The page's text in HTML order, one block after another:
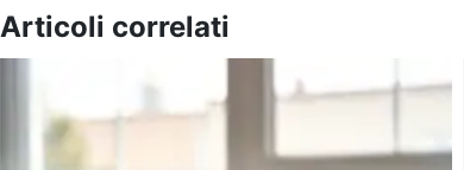
Articoli correlati